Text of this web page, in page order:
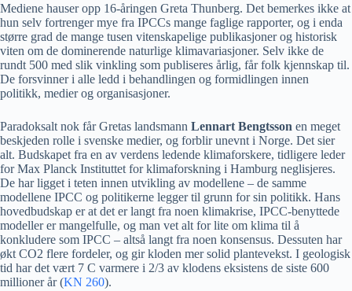
Mediene hauser opp 16-åringen Greta Thunberg. Det bemerkes ikke at
hun selv fortrenger mye fra IPCCs mange faglige rapporter, og i enda
større grad de mange tusen vitenskapelige publikasjoner og historisk
viten om de dominerende naturlige klimavariasjoner. Selv ikke de
rundt 500 med slik vinkling som publiseres årlig, får folk kjennskap til.
De forsvinner i alle ledd i behandlingen og formidlingen innen
politikk, medier og organisasjoner.
Paradoksalt nok får Gretas landsmann Lennart Bengtsson en meget
beskjeden rolle i svenske medier, og forblir unevnt i Norge. Det sier
alt. Budskapet fra en av verdens ledende klimaforskere, tidligere leder
for Max Planck Instituttet for klimaforskning i Hamburg neglisjeres.
De har ligget i teten innen utvikling av modellene – de samme
modellene IPCC og politikerne legger til grunn for sin politikk. Hans
hovedbudskap er at det er langt fra noen klimakrise, IPCC-benyttede
modeller er mangelfulle, og man vet alt for lite om klima til å
konkludere som IPCC – altså langt fra noen konsensus. Dessuten har
økt CO2 flere fordeler, og gir kloden mer solid plantevekst. I geologisk
tid har det vært 7 C varmere i 2/3 av klodens eksistens de siste 600
millioner år (KN 260).